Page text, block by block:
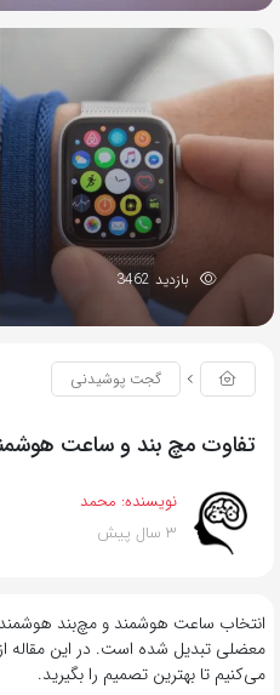
بازدید 3462
گجت پوشیدنی
تفاوت مچ بند و ساعت
نویسنده: محمد
3 سال پیش
انتخاب ساعت هوشمند و مچ‌بند هوشمند
معضلی تبدیل شده است. در این مقاله
می‌کنیم تا بهترین تصمیم را بگیرید.